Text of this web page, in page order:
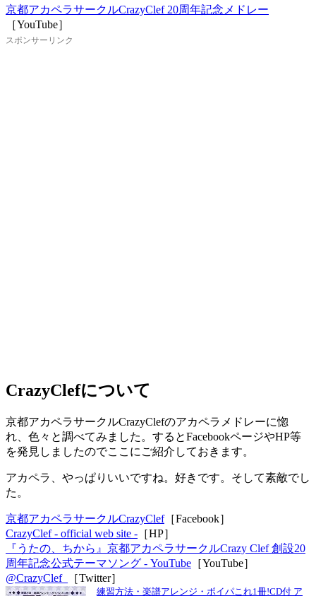
京都アカペラサークルCrazyClef 20周年記念メドレー
［YouTube］
CrazyClefについて
京都アカペラサークルCrazyClefのアカペラメドレーに惚
れ、色々と調べてみました。するとFacebookページやHP等
を発見しましたのでここにご紹介しておきます。
アカペラ、やっぱりいいですね。好きです。そして素敵でし
た。
京都アカペラサークルCrazyClef［Facebook］
CrazyClef - official web site - ［HP］
『うたの、ちから』京都アカペラサークルCrazy Clef 創設20
周年記念公式テーマソング - YouTube ［YouTube］
@CrazyClef_
［Twitter］
練習方法・楽譜アレンジ・ボイパこれ1冊!CD付 ア